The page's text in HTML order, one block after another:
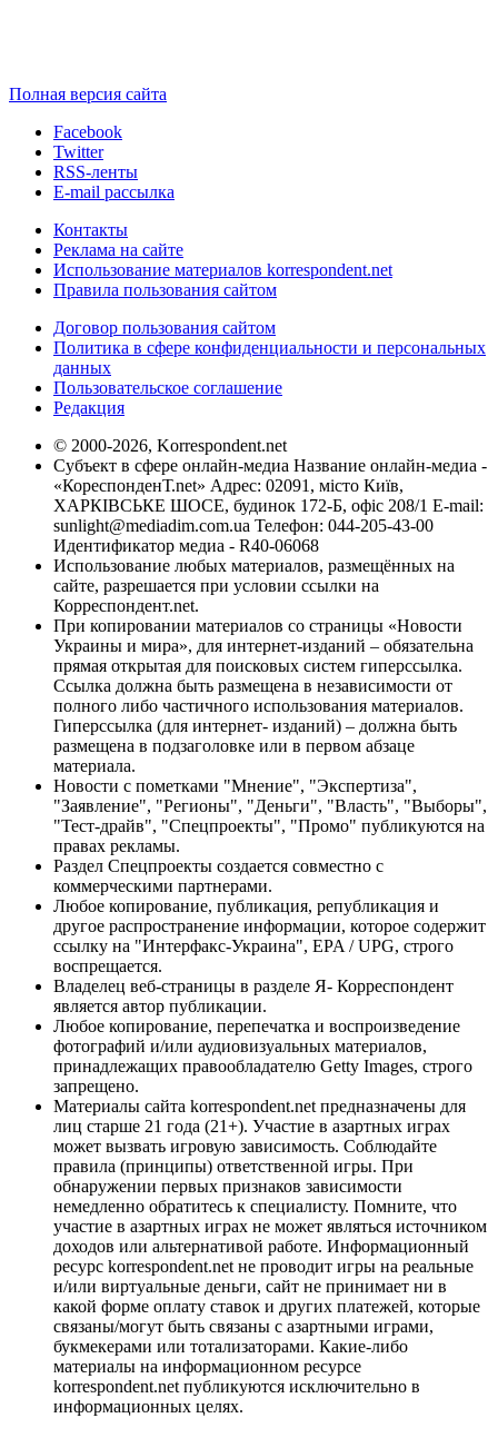
Полная версия сайта
Facebook
Twitter
RSS-ленты
E-mail рассылка
Контакты
Реклама на сайте
Использование материалов korrespondent.net
Правила пользования сайтом
Договор пользования сайтом
Политика в сфере конфиденциальности и персональных
данных
Пользовательское соглашение
Редакция
© 2000-2026, Korrespondent.net
Субъект в сфере онлайн-медиа Название онлайн-медиа -
«КореспонденТ.net» Адрес: 02091, місто Київ,
ХАРКІВСЬКЕ ШОСЕ, будинок 172-Б, офіс 208/1 E-mail:
sunlight@mediadim.com.ua Телефон: 044-205-43-00
Идентификатор медиа - R40-06068
Использование любых материалов, размещённых на
сайте, разрешается при условии ссылки на
Корреспондент.net.
При копировании материалов со страницы «Новости
Украины и мира», для интернет-изданий – обязательна
прямая открытая для поисковых систем гиперссылка.
Ссылка должна быть размещена в независимости от
полного либо частичного использования материалов.
Гиперссылка (для интернет- изданий) – должна быть
размещена в подзаголовке или в первом абзаце
материала.
Новости с пометками "Мнение", "Экспертиза",
"Заявление", "Регионы", "Деньги", "Власть", "Выборы",
"Тест-драйв", "Спецпроекты", "Промо" публикуются на
правах рекламы.
Раздел Спецпроекты создается совместно с
коммерческими партнерами.
Любое копирование, публикация, републикация и
другое распространение информации, которое содержит
ссылку на "Интерфакс-Украина", EPA / UPG, строго
воспрещается.
Владелец веб-страницы в разделе Я- Корреспондент
является автор публикации.
Любое копирование, перепечатка и воспроизведение
фотографий и/или аудиовизуальных материалов,
принадлежащих правообладателю Getty Images, строго
запрещено.
Материалы сайта korrespondent.net предназначены для
лиц старше 21 года (21+). Участие в азартных играх
может вызвать игровую зависимость. Соблюдайте
правила (принципы) ответственной игры. При
обнаружении первых признаков зависимости
немедленно обратитесь к специалисту. Помните, что
участие в азартных играх не может являться источником
доходов или альтернативой работе. Информационный
ресурс korrespondent.net не проводит игры на реальные
и/или виртуальные деньги, сайт не принимает ни в
какой форме оплату ставок и других платежей, которые
связаны/могут быть связаны с азартными играми,
букмекерами или тотализаторами. Какие-либо
материалы на информационном ресурсе
korrespondent.net публикуются исключительно в
информационных целях.